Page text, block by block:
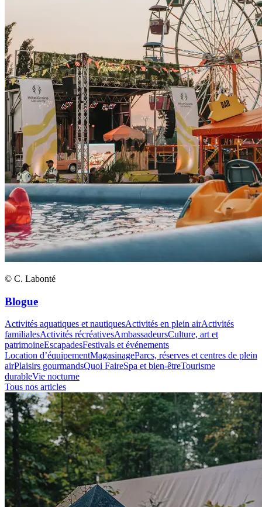
© C. Labonté
Blogue
Activités aquatiques et nautiquesActivités en plein airActivités
familialesActivités récréativesAmbassadeursCulture, art et
patrimoineEscapadesFestivals et événements
Location d’équipementMagasinageParcs, réserves et centres de plein
airPlaisirs gourmandsQuoi FaireSpa et bien-êtreTourisme
durableVie nocturne
Tous nos articles